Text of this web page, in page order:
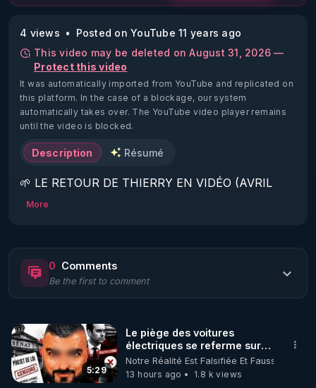
4 views
Posted on YouTube 11 years ago
This video may be deleted on August 31, 2026 —
Protect this video
It was automatically imported from YouTube and replicated on
this platform. In the case of a blockage, our system
automatically takes over. The YouTube video player remains
until the video is blocked.
Description Résumé
🌱 LE RETOUR DE THIERRY EN VIDÉO (AVRIL
2022)!
https://www.rgnr.fr/presentation.html
🌱 LE MAGAZINE RÉGÉNÈRE
🌱 LA BOUTIQUE DU MAGAZINE
Pour obtenir les anciens numéros que vous avez
More
0 Comments
Be the first to comment
5:29
Le piège des voitures
électriques se referme sur
les usagers !
Notre Réalité Est Falsifiée Et Fausse
13 hours ago
1.8 k views